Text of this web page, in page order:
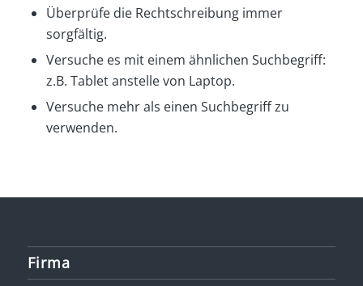
Überprüfe die Rechtschreibung immer
sorgfältig.
Versuche es mit einem ähnlichen Suchbegriff:
z.B. Tablet anstelle von Laptop.
Versuche mehr als einen Suchbegriff zu
verwenden.
Firma